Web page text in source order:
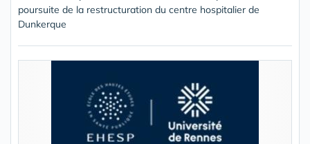
poursuite de la restructuration du centre hospitalier de
Dunkerque